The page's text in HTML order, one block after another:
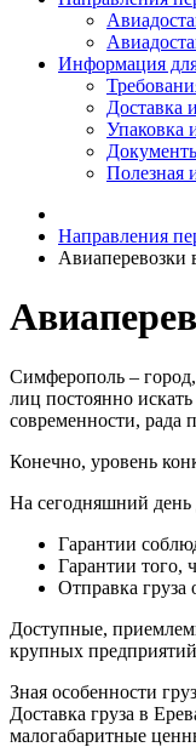
Информация
Доставка
Упаковка
Полезная
Направления
Авиаперевозки
Симферополь –
лиц постоянно
современности, рада
Конечно, уровень
На сегодняшний день
Гарантии
Гарантии того,
Отправка
Доступные,
крупных
Зная особенности
Доставка груза в
малогабаритные